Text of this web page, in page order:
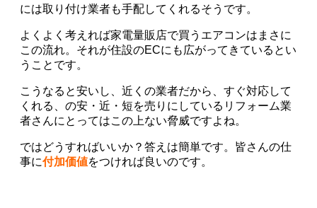
には取り付け業者も手配してくれるそうです。
よくよく考えれば家電量販店で買うエアコンはまさに
この流れ。それが住設のECにも広がってきているとい
うことです。
こうなると安いし、近くの業者だから、すぐ対応して
くれる、の安・近・短を売りにしているリフォーム業
者さんにとってはこの上ない脅威ですよね。
ではどうすればいいか？答えは簡単です。皆さんの仕
事に付加価値をつければ良いのです。